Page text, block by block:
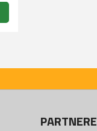
PARTNERE